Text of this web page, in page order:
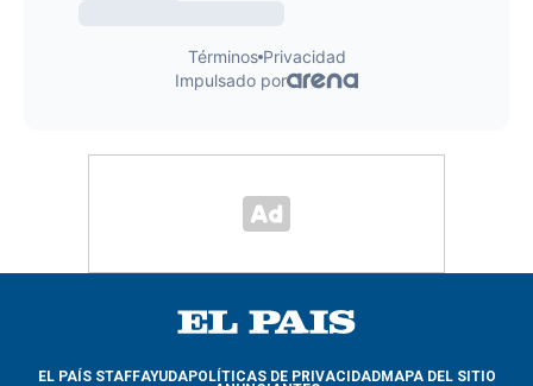
EL PAÍS STAFFAYUDAPOLÍTICAS DE PRIVACIDADMAPA DEL SITIO